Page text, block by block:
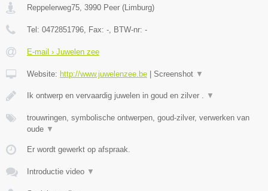
Reppelerweg75 3990 Peer ( Limburg)
Tel: 0472851796 , Fax: - , BTW-nr: -
E-mail › Juwelen zee
Website: http://www.juwelenzee.be Screenshot ▼
Ik ontwerp en vervaardig juwelen in goud en zilver . ▼
trouwringen, symbolische ontwerpen, goud-zilver, verwerken van
oude ▼
Er wordt gewerkt op afspraak.
Introductie video ▼